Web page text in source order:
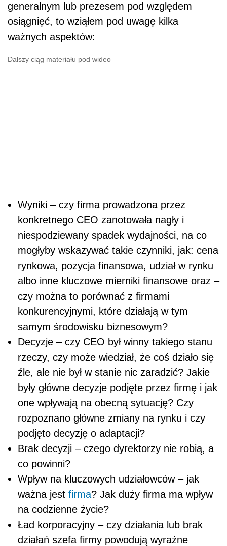
generalnym lub prezesem pod względem
osiągnięć, to wziąłem pod uwagę kilka
ważnych aspektów:
Dalszy ciąg materiału pod wideo
Wyniki – czy firma prowadzona przez
konkretnego CEO zanotowała nagły i
niespodziewany spadek wydajności, na co
mogłyby wskazywać takie czynniki, jak: cena
rynkowa, pozycja finansowa, udział w rynku
albo inne kluczowe mierniki finansowe oraz –
czy można to porównać z firmami
konkurencyjnymi, które działają w tym
samym środowisku biznesowym?
Decyzje – czy CEO był winny takiego stanu
rzeczy, czy może wiedział, że coś działo się
źle, ale nie był w stanie nic zaradzić? Jakie
były główne decyzje podjęte przez firmę i jak
one wpływają na obecną sytuację? Czy
rozpoznano główne zmiany na rynku i czy
podjęto decyzję o adaptacji?
Brak decyzji – czego dyrektorzy nie robią, a
co powinni?
Wpływ na kluczowych udziałowców – jak
ważna jest firma? Jak duży firma ma wpływ
na codzienne życie?
Ład korporacyjny – czy działania lub brak
działań szefa firmy powodują wyraźne